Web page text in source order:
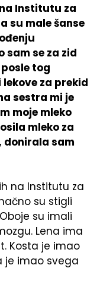
Institutu za
su male šanse
sam se za zid
tog
za prekid
sestra mi je
moje mleko
mleko za
donirala sam
na Institutu za
su stigli
su imali
Lena ima
Kosta je imao
je imao svega